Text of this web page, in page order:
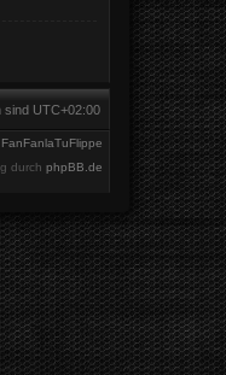
sind UTC+02:00
FanFanlaTuFlippe
durch phpBB.de